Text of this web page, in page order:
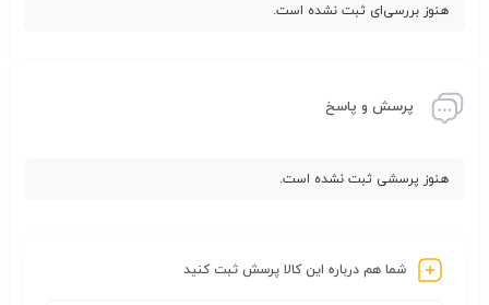
هنوز بررسی‌ای ثبت نشده است.
پرسش و پاسخ
هنوز پرسشی ثبت نشده است.
شما هم درباره این کالا پرسش ثبت کنید